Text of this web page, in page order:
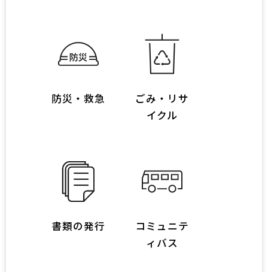
防災・救急
ごみ・リサ
イクル
書類の発行
コミュニテ
ィバス